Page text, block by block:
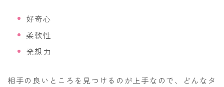
好奇心
柔軟性
発想力
相手の良いところを見つけるのが上手なので、どんなタ